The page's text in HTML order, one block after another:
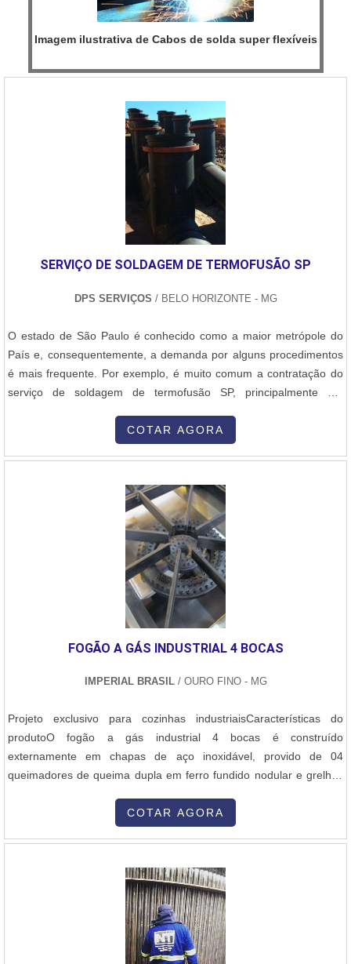
Imagem ilustrativa de Cabos de solda super flexíveis
SERVIÇO DE SOLDAGEM DE TERMOFUSÃO SP
DPS SERVIÇOS / BELO HORIZONTE - MG
O estado de São Paulo é conhecido como a maior metrópole do
País e, consequentemente, a demanda por alguns procedimentos
é mais frequente. Por exemplo, é muito comum a contratação do
serviço de soldagem de termofusão SP, principalmente em
PRINCIPAIS CARACTERÍSTICAS DO PROCEDIMENTOO método
de termofusão é utilizado para fundir tubos e conexões sendo sua
inicialmente o aquecimento da superfície para que o material se
funda e expanda e a soldagem seja aplicada de acordo com todas
as regras estabelecidas.Além de equipamento adequado, a
soldagem por termofusão necessita de profissionais capacitados
para o correto manuseio do equipamento, executando um serviço
de qualidade e durabilidade. Além disso, é importante que a
empresa tenha como público alvo indústrias de mineração,
construção, empresas de saneamento, dentre outros.A
muito comum e é adotada por empresas dos mais variados
setores, sendo um investimento muito vantajoso e com excelente
certos, o cliente tem a certeza do/de:O alto desempenho do
maquinário;A capacitação da mão de obra;Estabelecer
corretamente cada etapa do procedimento.ESPECIALISTAS EM
SERVIÇO DE SOLDAGEM DE TERMOFUSÃO SPPara ser
a empresa deve ter ao menos 30 anos de tradição no mercado e
especializada no ramo da soldagem, como é o caso da DPS.
Qualidade, confiabilidade e preço justo são os diferenciais da
atendem soldas de 20mm á 1600mm..
COTAR AGORA
FOGÃO A GÁS INDUSTRIAL 4 BOCAS
IMPERIAL BRASIL/ OURO FINO - MG
Projeto exclusivo para cozinhas industriaisCaracterísticas do
produtoO fogão a gás industrial 4 bocas é construído
externamente em chapas de aço inoxidável, provido de 04
queimadores de queima dupla em ferro fundido nodular e grelhas
Provido de:- Registro em latão cromado com manípulos em
COTAR AGORA